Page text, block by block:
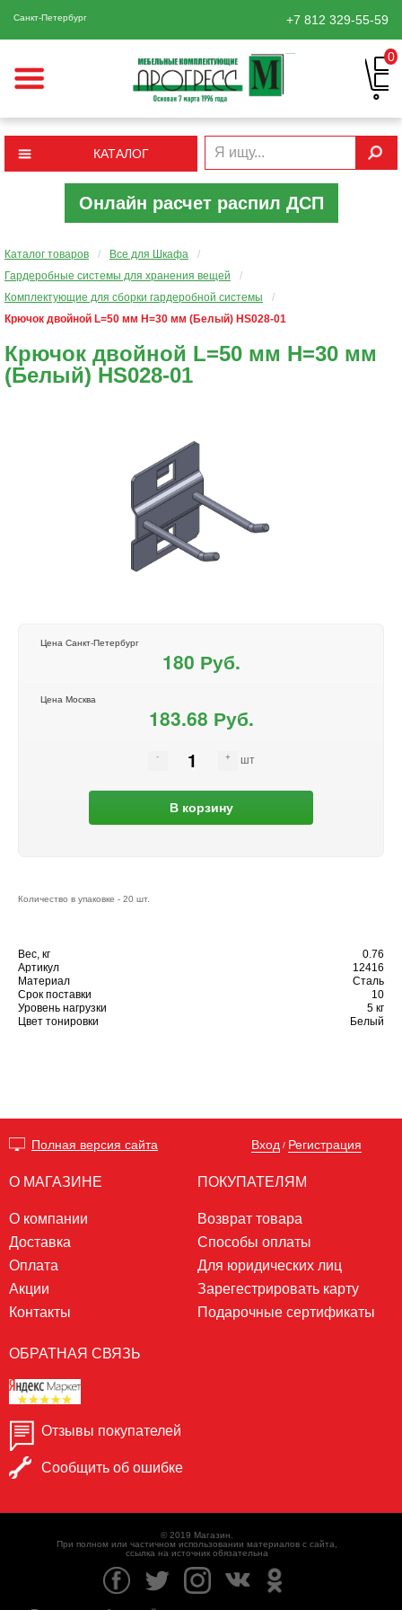
Санкт-Петербург +7 812 329-55-59
0
КАТАЛОГ
Онлайн расчет распил ДСП
Каталог товаров / Все для Шкафа
/
Гардеробные системы для хранения вещей
/
Комплектующие для сборки гардеробной системы
/
Крючок двойной L=50 мм Н=30 мм (Белый) HS028-01
Крючок двойной L=50 мм Н=30 мм
(Белый) HS028-01
Цена Санкт-Петербург
180 Руб.
Цена Москва
183.68 Руб.
шт
В корзину
Количество в упаковке - 20 шт.
Вес, кг
0.76
Артикул
12416
Материал
Сталь
Срок поставки
10
Уровень нагрузки
5 кг
Цвет тонировки
Белый
Полная версия сайта Вход / Регистрация
О МАГАЗИНЕ
О компании
Доставка
Оплата
Акции
Контакты
ПОКУПАТЕЛЯМ
Возврат товара
Способы оплаты
Для юридических лиц
Зарегестрировать карту
Подарочные сертификаты
ОБРАТНАЯ СВЯЗЬ
Отзывы покупателей
Сообщить об ошибке
© 2019 Магазин.
При полном или частичном использовании материалов с сайта,
ссылка на источник обязательна